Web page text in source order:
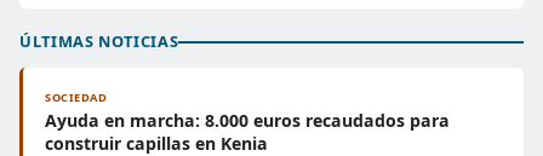
ÚLTIMAS NOTICIAS
SOCIEDAD
Ayuda en marcha: 8.000 euros recaudados para
construir capillas en Kenia